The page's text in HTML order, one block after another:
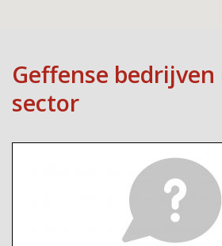
Geffense
sector